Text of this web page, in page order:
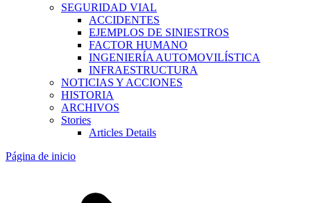
SEGURIDAD VIAL
ACCIDENTES
EJEMPLOS DE SINIESTROS
FACTOR HUMANO
INGENIERÍA AUTOMOVILÍSTICA
INFRAESTRUCTURA
NOTICIAS Y ACCIONES
HISTORIA
ARCHIVOS
Stories
Articles Details
Página de inicio